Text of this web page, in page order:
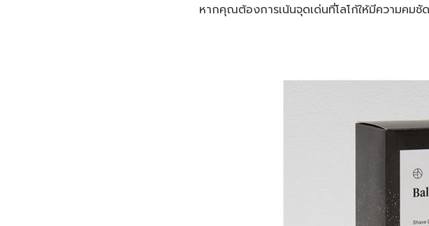
หากคุณต้องการเน้นจุดเด่นที่โลโก้ให้มีความคม